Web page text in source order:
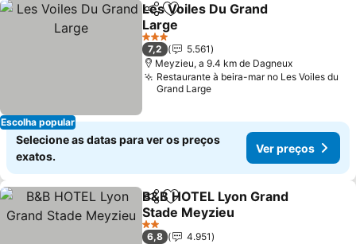
Escolha popular
PartilharAdicionar aos favoritos
Les Voiles Du Grand
Large
Ver preços
3 Estrelas
7,2
5.561
Meyzieu, a 9.4 km de Dagneux
Restaurante à beira-mar no Les Voiles du
Grand Large
Selecione as datas para ver os preços
exatos.
Ver preços
PartilharAdicionar aos favoritos
B&B HOTEL Lyon Grand
Stade Meyzieu
Ver preços
2 Estrelas
6,8
4.951